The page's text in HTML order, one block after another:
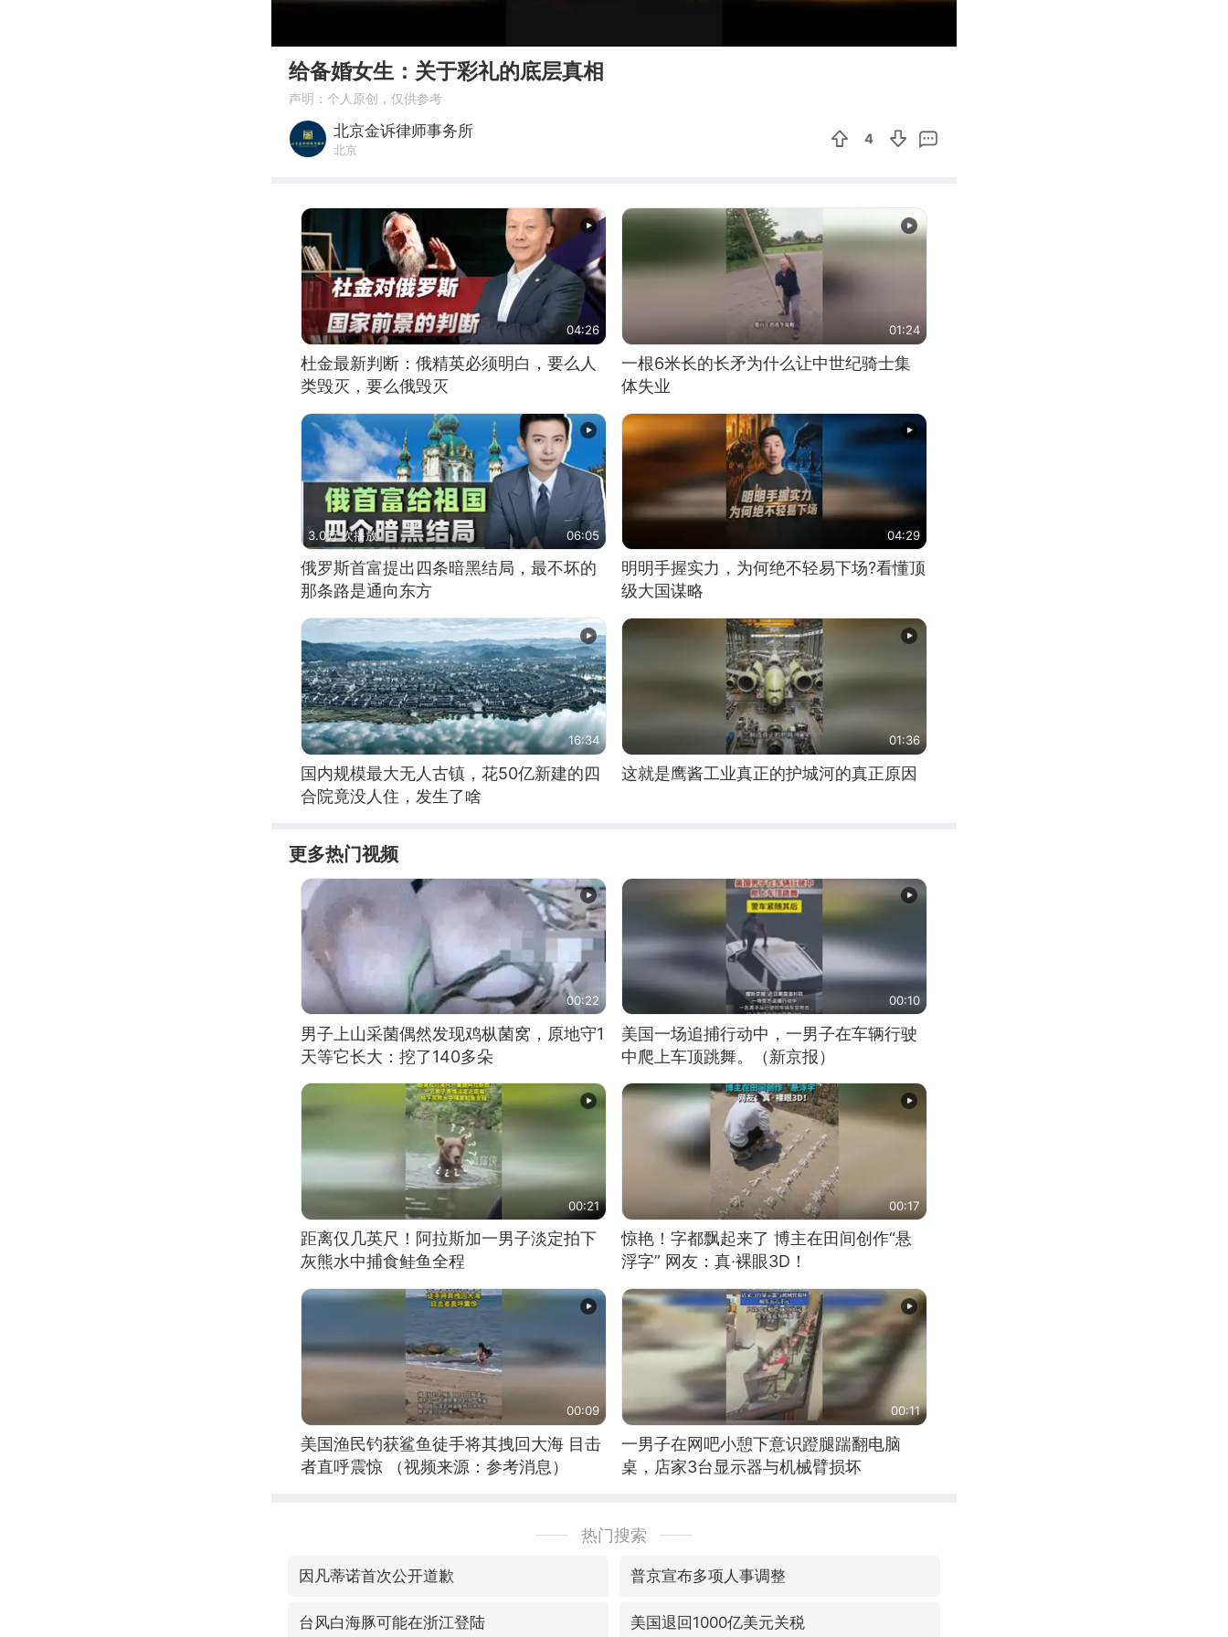
给备婚女生：关于彩礼的底层真相
声明：个人原创，仅供参考
北京金诉律师事务所
北京
4
04:26
杜金最新判断：俄精英必须明白，要么人
类毁灭，要么俄毁灭
01:24
一根6米长的长矛为什么让中世纪骑士集
体失业
3.0万 次播放 06:05
俄罗斯首富提出四条暗黑结局，最不坏的
那条路是通向东方
04:29
明明手握实力，为何绝不轻易下场?看懂顶
级大国谋略
16:34
国内规模最大无人古镇，花50亿新建的四
合院竟没人住，发生了啥
01:36
这就是鹰酱工业真正的护城河的真正原因
更多热门视频
00:22
男子上山采菌偶然发现鸡枞菌窝，原地守1
天等它长大：挖了140多朵
00:10
美国一场追捕行动中，一男子在车辆行驶
中爬上车顶跳舞。（新京报）
00:21
距离仅几英尺！阿拉斯加一男子淡定拍下
灰熊水中捕食鲑鱼全程
00:17
惊艳！字都飘起来了 博主在田间创作“悬
浮字” 网友：真·裸眼3D！
00:09
美国渔民钓获鲨鱼徒手将其拽回大海 目击
者直呼震惊 （视频来源：参考消息）
00:11
一男子在网吧小憩下意识蹬腿踹翻电脑
桌，店家3台显示器与机械臂损坏
热门搜索
因凡蒂诺首次公开道歉 普京宣布多项人事调整
台风白海豚可能在浙江登陆 美国退回1000亿美元关税